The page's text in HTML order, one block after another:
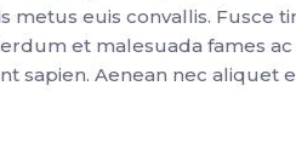
metus euis convallis. Fusce
et malesuada fames
sapien. Aenean nec aliquet